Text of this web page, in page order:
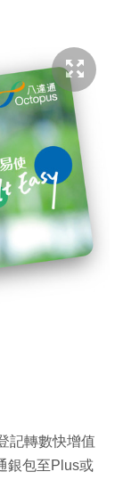
記轉數快增值
銀包至Plus或